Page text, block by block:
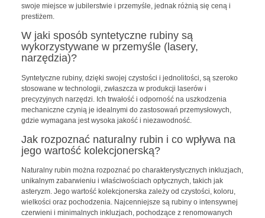
swoje miejsce w jubilerstwie i przemyśle, jednak różnią się ceną i
prestiżem.
W jaki sposób syntetyczne rubiny są
wykorzystywane w przemyśle (lasery,
narzędzia)?
Syntetyczne rubiny, dzięki swojej czystości i jednolitości, są szeroko
stosowane w technologii, zwłaszcza w produkcji laserów i
precyzyjnych narzędzi. Ich trwałość i odporność na uszkodzenia
mechaniczne czynią je idealnymi do zastosowań przemysłowych,
gdzie wymagana jest wysoka jakość i niezawodność.
Jak rozpoznać naturalny rubin i co wpływa na
jego wartość kolekcjonerską?
Naturalny rubin można rozpoznać po charakterystycznych inkluzjach,
unikalnym zabarwieniu i właściwościach optycznych, takich jak
asteryzm. Jego wartość kolekcjonerska zależy od czystości, koloru,
wielkości oraz pochodzenia. Najcenniejsze są rubiny o intensywnej
czerwieni i minimalnych inkluzjach, pochodzące z renomowanych